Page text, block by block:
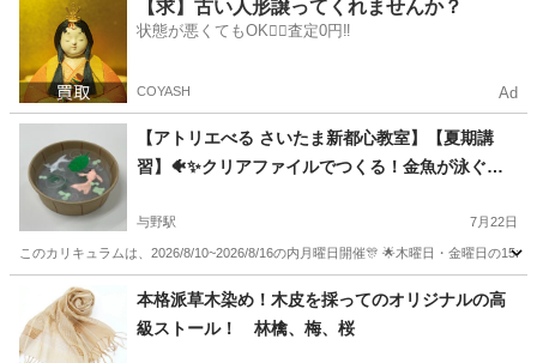
【求】古い人形譲ってくれませんか？
状態が悪くてもOK🙆‍♀️査定0円‼️
COYASH Ad
【アトリエべる さいたま新都心教室】【夏期講
習】🐠✨クリアファイルでつくる！金魚が泳ぐ立
与野駅 7月22日
このカリキュラムは、2026/8/10~2026/8/16の内月曜日開催🎊 🌟木曜日・金曜日の
さいたま市 与野駅 ものづくり アトリエ
本格派草木染め！木皮を採ってのオリジナルの高
級ストール！ 林檎、梅、桜